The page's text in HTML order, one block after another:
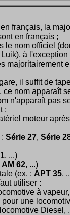
français, la
en français ;
le nom officiel
à l'exception
majoritairement
il suffit de
ce nom apparaît
n'apparaît pas
;
moteur après
Série 27, Série
, ...)
AM 62, ...)
(ex. : APT 35,
utiliser :
à
pour une
Diesel,